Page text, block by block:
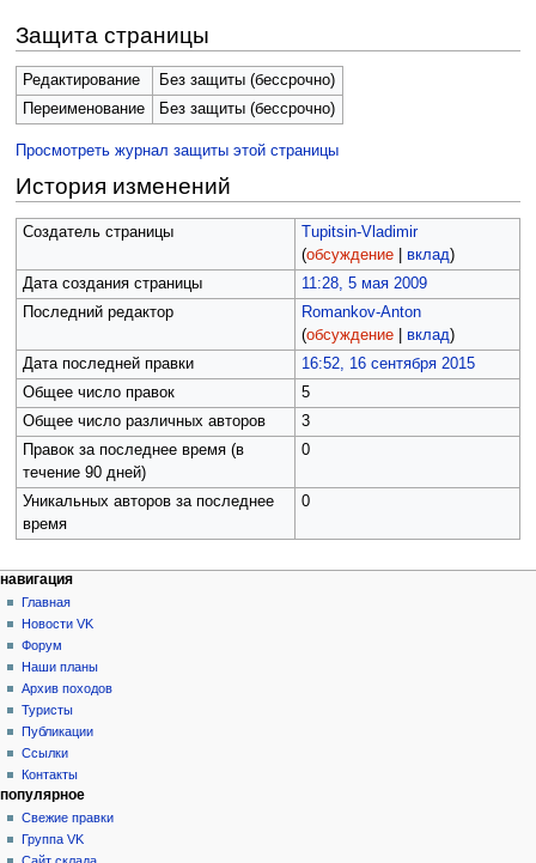
Защита страницы
Редактирование
Без защиты (бессрочно)
Переименование
Без защиты (бессрочно)
Просмотреть журнал защиты этой страницы
История изменений
Создатель страницы
Tupitsin-Vladimir
(обсуждение| вклад)
Дата создания страницы
11:28, 5 мая 2009
Последний редактор
Romankov-Anton
(обсуждение| вклад)
Дата последней правки
16:52, 16 сентября 2015
Общее число правок
5
Общее число различных авторов
3
Правок за последнее время (в
течение 90 дней)
0
Уникальных авторов за последнее
время
0
Н
а
в
и
а
ц
и
я
действия на странице
категория
обсуждение
читать
просмотр
кода
история
персональные инструменты
создать
учётную
запись
войти
навигация
Главная
Новости VK
Форум
Наши планы
Архив походов
Туристы
Публикации
Ссылки
Контакты
популярное
Свежие правки
Группа VK